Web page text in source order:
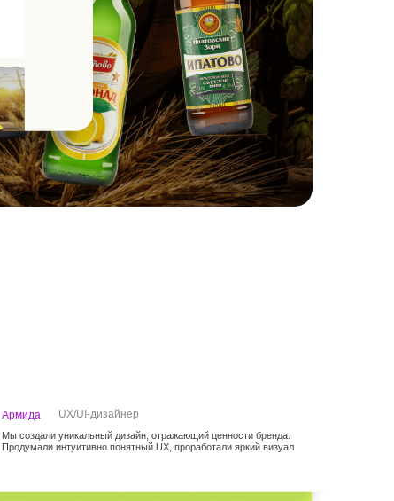
Армида
Мы создали уникальный дизайн, отражающий ценности бренда.
Продумали интуитивно понятный UX, проработали яркий визуал
UX/UI-дизайнер